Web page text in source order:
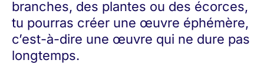
branches, des plantes ou des écorces,
tu pourras créer une œuvre éphémère,
c’est-à-dire une œuvre qui ne dure pas
longtemps.